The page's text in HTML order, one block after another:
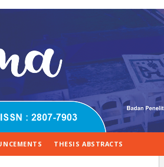
THESIS ABSTRACTS